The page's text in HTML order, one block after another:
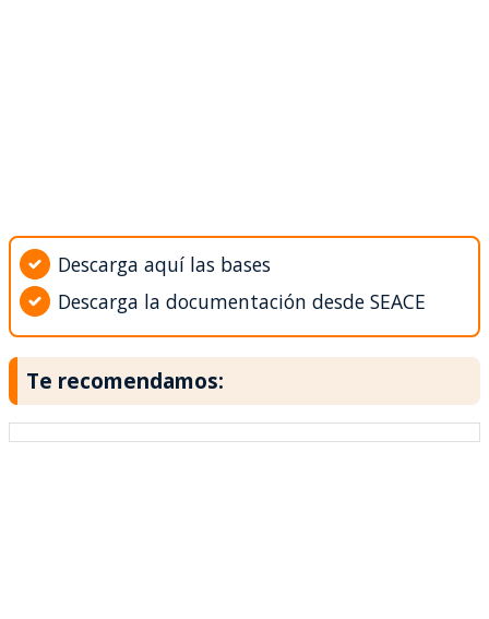
Descarga aquí las bases
Descarga la documentación desde SEACE
Te recomendamos: